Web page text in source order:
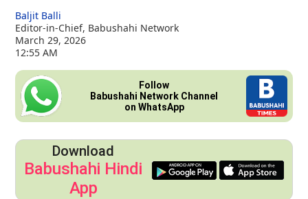
Baljit Balli
Editor-in-Chief, Babushahi Network
March 29, 2026
12:55 AM
Follow
Babushahi Network Channel
on WhatsApp
Download
Babushahi Hindi
App